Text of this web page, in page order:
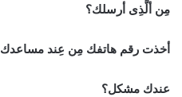
مِن ألَّذِى أرسلك؟
أخذت رقم هاتفك مِن عِند مساعدك
عندك مشكل؟